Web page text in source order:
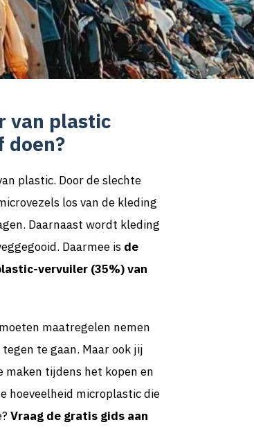
van plastic
doen?
plastic. Door de slechte
los van de kleding
Daarnaast wordt kleding
Daarmee is de
vervuiler (35%) van
maatregelen nemen
te gaan. Maar ook jij
maken tijdens het kopen en
hoeveelheid microplastic die
Vraag de gratis gids aan